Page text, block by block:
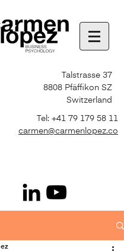
Talstrasse 37
8808 Pfäffikon SZ
Switzerland
Tel: +41 79 179 58 11
carmen@carmenlopez.co